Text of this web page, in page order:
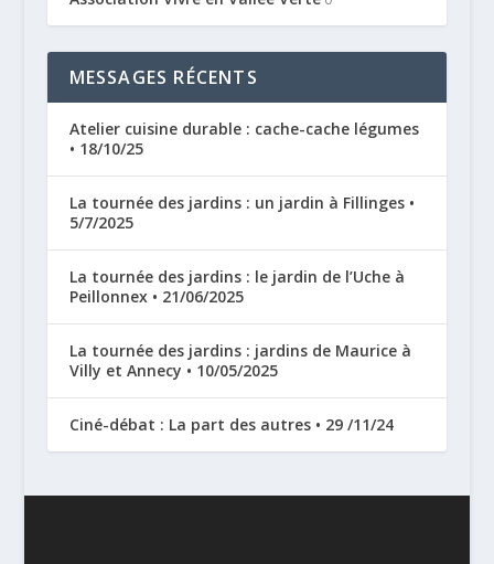
MESSAGES RÉCENTS
Atelier cuisine durable : cache-cache légumes
• 18/10/25
La tournée des jardins : un jardin à Fillinges •
5/7/2025
La tournée des jardins : le jardin de l’Uche à
Peillonnex • 21/06/2025
La tournée des jardins : jardins de Maurice à
Villy et Annecy • 10/05/2025
Ciné-débat : La part des autres • 29 /11/24